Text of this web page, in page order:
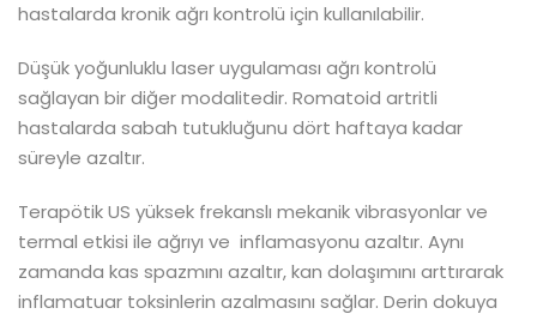
hastalarda kronik ağrı kontrolü için kullanılabilir.
Düşük yoğunluklu laser uygulaması ağrı kontrolü
sağlayan bir diğer modalitedir. Romatoid artritli
hastalarda sabah tutukluğunu dört haftaya kadar
süreyle azaltır.
Terapötik US yüksek frekanslı mekanik vibrasyonlar ve
termal etkisi ile ağrıyı ve inflamasyonu azaltır. Aynı
zamanda kas spazmını azaltır, kan dolaşımını arttırarak
inflamatuar toksinlerin azalmasını sağlar. Derin dokuya